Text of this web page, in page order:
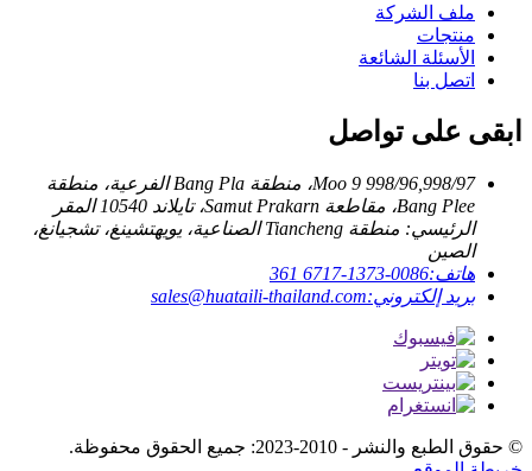
ملف الشركة
منتجات
الأسئلة الشائعة
اتصل بنا
ابقى على تواصل
998/96,998/97 Moo 9، منطقة Bang Pla الفرعية، منطقة
Bang Plee، مقاطعة Samut Prakarn، تايلاند 10540 المقر
الرئيسي: منطقة Tiancheng الصناعية، يويهتشينغ، تشجيانغ،
الصين
هاتف:0086-1373-6717 361
بريد إلكتروني:sales@huataili-thailand.com
© حقوق الطبع والنشر - 2010-2023: جميع الحقوق محفوظة.